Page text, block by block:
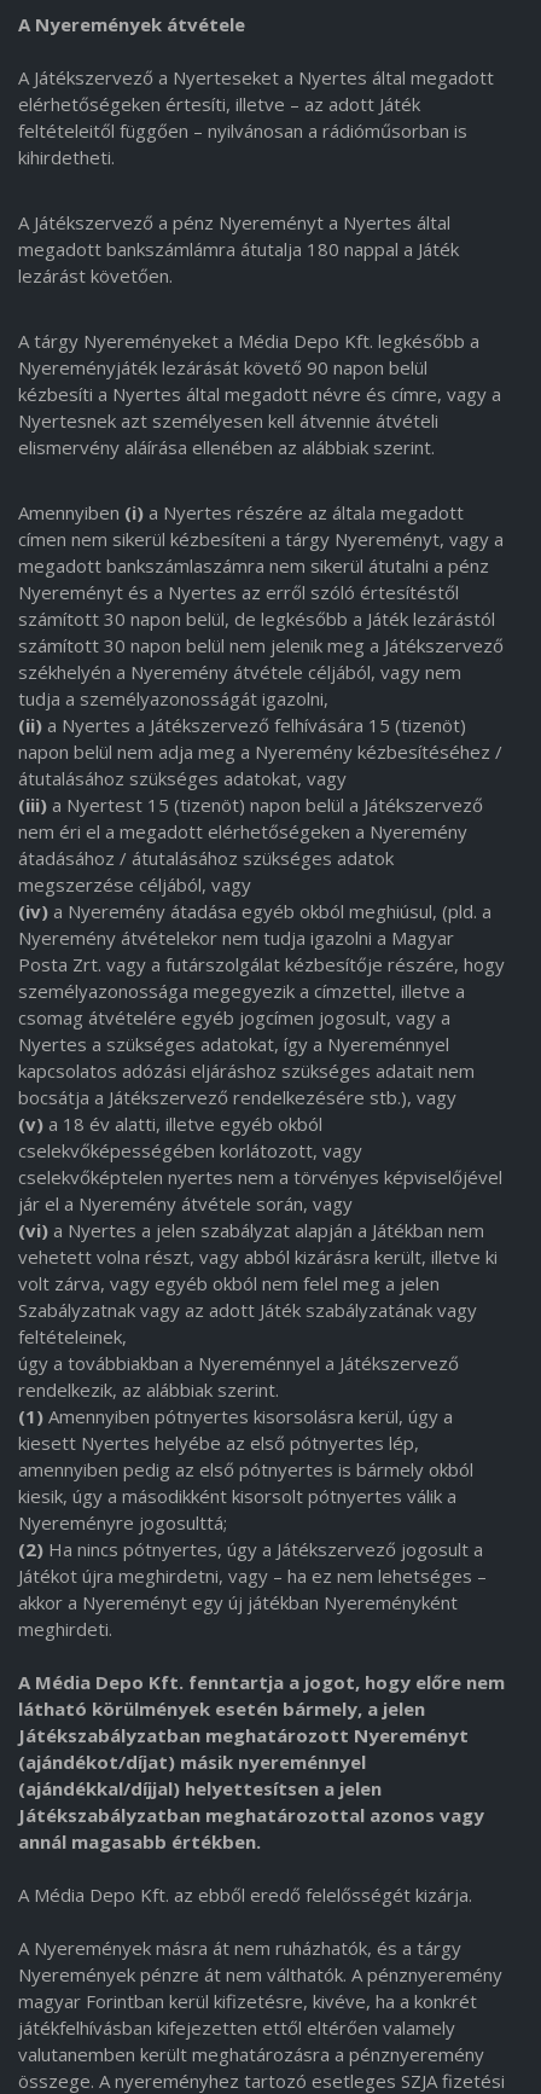
A Nyeremények átvétele
A Játékszervező a Nyerteseket a Nyertes által megadott
elérhetőségeken értesíti, illetve – az adott Játék
feltételeitől függően – nyilvánosan a rádióműsorban is
kihirdetheti.
A Játékszervező a pénz Nyereményt a Nyertes által
megadott bankszámlámra átutalja 180 nappal a Játék
lezárást követően.
A tárgy Nyereményeket a Média Depo Kft. legkésőbb a
Nyereményjáték lezárását követő 90 napon belül
kézbesíti a Nyertes által megadott névre és címre, vagy a
Nyertesnek azt személyesen kell átvennie átvételi
elismervény aláírása ellenében az alábbiak szerint.
Amennyiben (i) a Nyertes részére az általa megadott
címen nem sikerül kézbesíteni a tárgy Nyereményt, vagy a
megadott bankszámlaszámra nem sikerül átutalni a pénz
Nyereményt és a Nyertes az erről szóló értesítéstől
számított 30 napon belül, de legkésőbb a Játék lezárástól
számított 30 napon belül nem jelenik meg a Játékszervező
székhelyén a Nyeremény átvétele céljából, vagy nem
tudja a személyazonosságát igazolni,
(ii) a Nyertes a Játékszervező felhívására 15 (tizenöt)
napon belül nem adja meg a Nyeremény kézbesítéséhez /
átutalásához szükséges adatokat, vagy
(iii) a Nyertest 15 (tizenöt) napon belül a Játékszervező
nem éri el a megadott elérhetőségeken a Nyeremény
átadásához / átutalásához szükséges adatok
megszerzése céljából, vagy
(iv) a Nyeremény átadása egyéb okból meghiúsul, (pld. a
Nyeremény átvételekor nem tudja igazolni a Magyar
Posta Zrt. vagy a futárszolgálat kézbesítője részére, hogy
személyazonossága megegyezik a címzettel, illetve a
csomag átvételére egyéb jogcímen jogosult, vagy a
Nyertes a szükséges adatokat, így a Nyereménnyel
kapcsolatos adózási eljáráshoz szükséges adatait nem
bocsátja a Játékszervező rendelkezésére stb.), vagy
(v) a 18 év alatti, illetve egyéb okból
cselekvőképességében korlátozott, vagy
cselekvőképtelen nyertes nem a törvényes képviselőjével
jár el a Nyeremény átvétele során, vagy
(vi) a Nyertes a jelen szabályzat alapján a Játékban nem
vehetett volna részt, vagy abból kizárásra került, illetve ki
volt zárva, vagy egyéb okból nem felel meg a jelen
Szabályzatnak vagy az adott Játék szabályzatának vagy
feltételeinek,
úgy a továbbiakban a Nyereménnyel a Játékszervező
rendelkezik, az alábbiak szerint.
(1) Amennyiben pótnyertes kisorsolásra kerül, úgy a
kiesett Nyertes helyébe az első pótnyertes lép,
amennyiben pedig az első pótnyertes is bármely okból
kiesik, úgy a másodikként kisorsolt pótnyertes válik a
Nyereményre jogosulttá;
(2) Ha nincs pótnyertes, úgy a Játékszervező jogosult a
Játékot újra meghirdetni, vagy – ha ez nem lehetséges –
akkor a Nyereményt egy új játékban Nyereményként
meghirdeti.
A Média Depo Kft. fenntartja a jogot, hogy előre nem
látható körülmények esetén bármely, a jelen
Játékszabályzatban meghatározott Nyereményt
(ajándékot/díjat) másik nyereménnyel
(ajándékkal/díjjal) helyettesítsen a jelen
Játékszabályzatban meghatározottal azonos vagy
annál magasabb értékben.
A Média Depo Kft. az ebből eredő felelősségét kizárja.
A Nyeremények másra át nem ruházhatók, és a tárgy
Nyeremények pénzre át nem válthatók. A pénznyeremény
magyar Forintban kerül kifizetésre, kivéve, ha a konkrét
játékfelhívásban kifejezetten ettől eltérően valamely
valutanemben került meghatározásra a pénznyeremény
összege. A nyereményhez tartozó esetleges SZJA fizetési